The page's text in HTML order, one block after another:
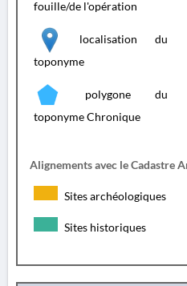
fouille/de l'opération
localisation du
toponyme
polygone du
toponyme Chronique
Alignements avec le Cadastre
Sites archéologiques
Sites historiques